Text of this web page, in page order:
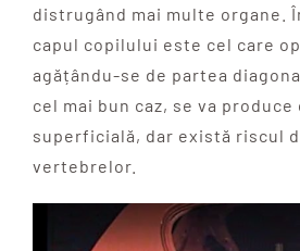
distrugând mai multe organe.
capul copilului este cel care
agățându-se de partea
cel mai bun caz, se va
superficială, dar există riscul
vertebrelor.